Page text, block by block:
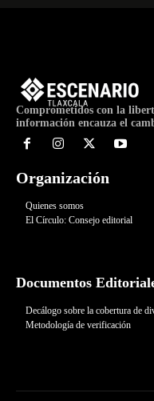
Comprometidos con la
información encauza el
Organización
Quienes somos
El Círculo: Consejo editorial
Documentos
Decálogo sobre la cobertura de
Metodología de verificación